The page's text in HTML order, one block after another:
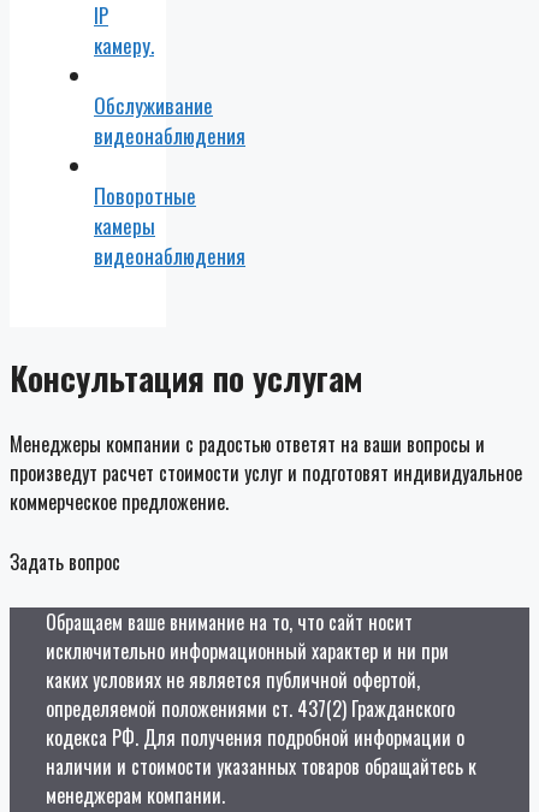
IP
камеру.
Обслуживание
видеонаблюдения
Поворотные
камеры
видеонаблюдения
Консультация по услугам
Менеджеры компании с радостью ответят на ваши вопросы и
произведут расчет стоимости услуг и подготовят индивидуальное
коммерческое предложение.
Задать вопрос
Обращаем ваше внимание на то, что сайт носит
исключительно информационный характер и ни при
каких условиях не является публичной офертой,
определяемой положениями ст. 437(2) Гражданского
кодекса РФ. Для получения подробной информации о
наличии и стоимости указанных товаров обращайтесь к
менеджерам компании.